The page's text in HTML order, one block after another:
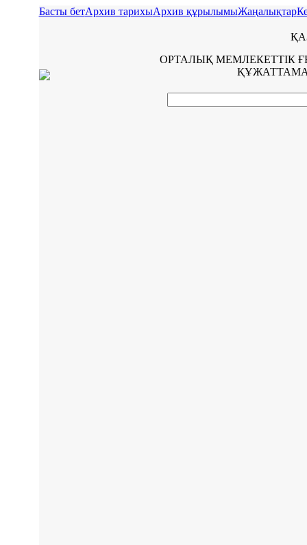
Басты бетАрхив тарихыАрхив құрылымыЖаңалықтар
ОРТАЛЫҚ МЕМЛЕКЕТТІК